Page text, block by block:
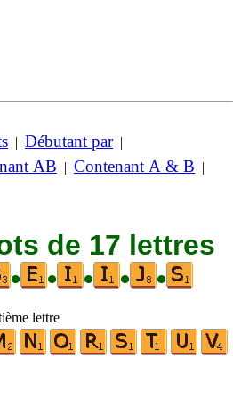
| Débutant par|
AB | Contenant A & B |
de 17 lettres
• • • • •
lettre